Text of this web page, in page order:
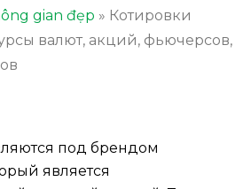
gian đẹp » Котировки
валют, акций, фьючерсов,
под брендом
является